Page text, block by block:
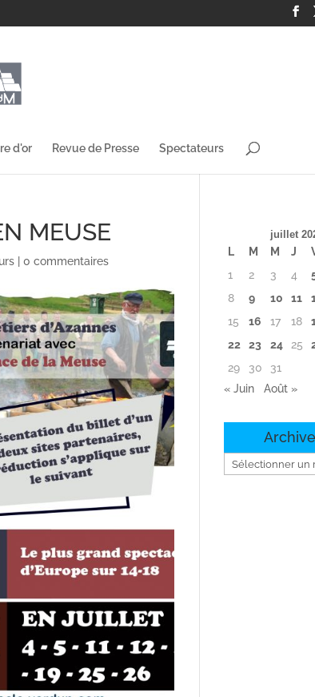
d'or Revue de Presse Spectateurs
MEUSE
|0 commentaires
juillet
L M M J
1
2 3 4
8
9 10 11
15
16 17 18
22
23 24 25
29
30
31
« Juin
Août »
Archives